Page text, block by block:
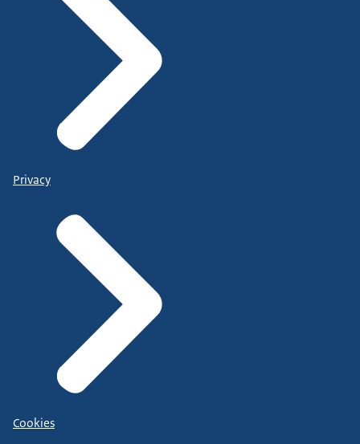
Privacy
Cookies